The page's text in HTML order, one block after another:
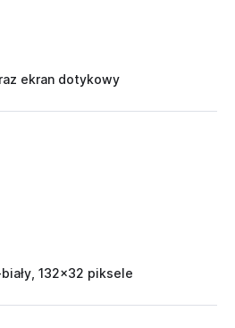
ekran dotykowy
132x32 piksele